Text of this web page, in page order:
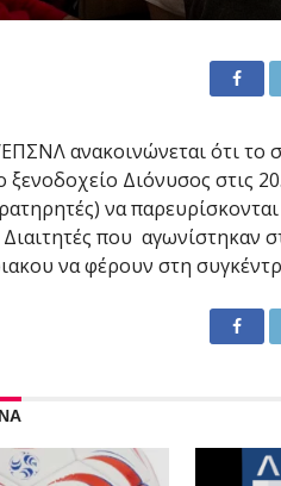
ανακοινώνεται ότι το
ξενοδοχείο Διόνυσος στις
να
Διαιτητές που αγωνίστηκαν
να φέρουν στη